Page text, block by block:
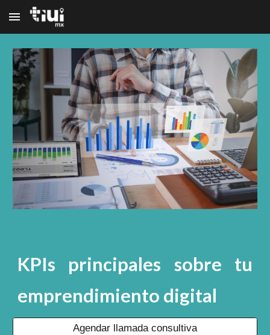
Skip to main content
KPIs principales sobre tu
emprendimiento digital
Agendar llamada consultiva